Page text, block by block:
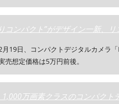
コンパクト”がデザイン一新、リ
月19日、コンパクトデジタルカメラ
売想定価格は5万円前後。
1,000万画素クラスのコンパク